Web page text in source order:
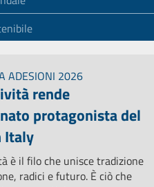
ADESIONI 2026
rende
protagonista del
Italy
è il filo che unisce tradizione
radici e futuro. È ciò che